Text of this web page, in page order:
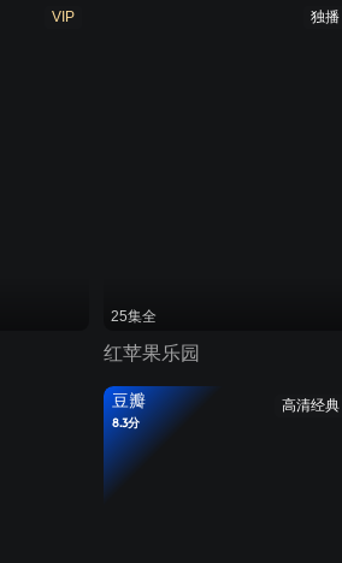
VIP 独播
25集全
红苹果乐园
高清经典
豆瓣
8.3分